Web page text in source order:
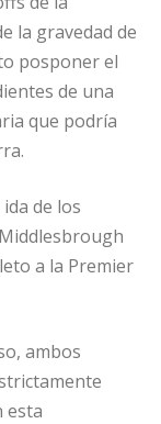
la gravedad de
posponer el
de una
que podría
de los
a la Premier
ambos
esta